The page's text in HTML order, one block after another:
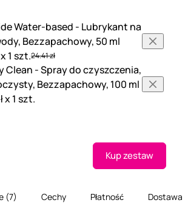
Water-based - Lubrykant na
Bezzapachowy, 50 ml
x 1 szt.24.41 zł
Clean - Spray do czyszczenia,
Bezzapachowy, 100 ml
x 1 szt.
Kup zestaw
7 Cechy Płatność Dostawa